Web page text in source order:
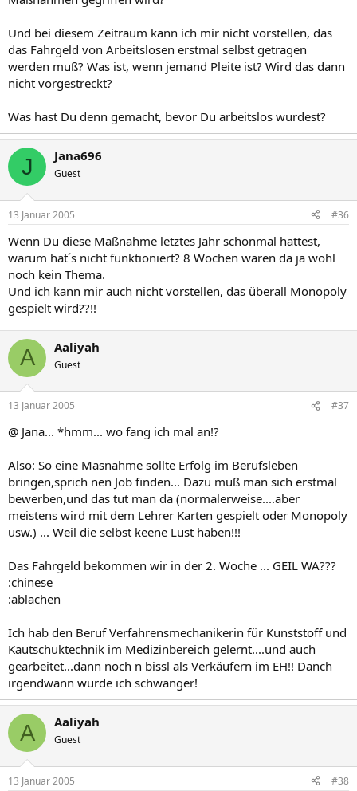
Und bei diesem Zeitraum kann ich mir nicht vorstellen, das
das Fahrgeld von Arbeitslosen erstmal selbst getragen
werden muß? Was ist, wenn jemand Pleite ist? Wird das dann
nicht vorgestreckt?
Was hast Du denn gemacht, bevor Du arbeitslos wurdest?
J Jana696
Guest
13 Januar 2005 #36
Wenn Du diese Maßnahme letztes Jahr schonmal hattest,
warum hat´s nicht funktioniert? 8 Wochen waren da ja wohl
noch kein Thema.
Und ich kann mir auch nicht vorstellen, das überall Monopoly
gespielt wird??!!
A Aaliyah
Guest
13 Januar 2005 #37
@ Jana... *hmm... wo fang ich mal an!?
Also: So eine Masnahme sollte Erfolg im Berufsleben
bringen,sprich nen Job finden... Dazu muß man sich erstmal
bewerben,und das tut man da (normalerweise....aber
meistens wird mit dem Lehrer Karten gespielt oder Monopoly
usw.) ... Weil die selbst keene Lust haben!!!
Das Fahrgeld bekommen wir in der 2. Woche ... GEIL WA???
:chinese
:ablachen
Ich hab den Beruf Verfahrensmechanikerin für Kunststoff und
Kautschuktechnik im Medizinbereich gelernt....und auch
gearbeitet...dann noch n bissl als Verkäufern im EH!! Danch
irgendwann wurde ich schwanger!
A Aaliyah
Guest
13 Januar 2005 #38